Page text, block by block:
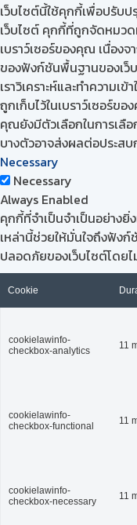
เว็บไซต์นี้ใช้คุกกี้เพื่อปรับ
เว็บไซต์ คุกกี้ที่ถูกจัดหมวด
เบราว์เซอร์ของคุณ เนื่อง
ของฟังก์ชันพื้นฐานของเว็
เราวิเคราะห์และทำความเ
ถูกเก็บไว้ในเบราว์เซอร์
คุณยังมีตัวเลือกในการเลื
บางตัวอาจส่งผลต่อประส
Necessary
Necessary
Always Enabled
คุกกี้ที่จำเป็นจำเป็นอย่างยิ่
เหล่านี้ช่วยให้มั่นใจถึงฟัง
ปลอดภัยของเว็บไซต์โดยไ
Cookie
cookielawinfo-
checkbox-analytics
11
cookielawinfo-
checkbox-functional
11
cookielawinfo-
checkbox-necessary
11